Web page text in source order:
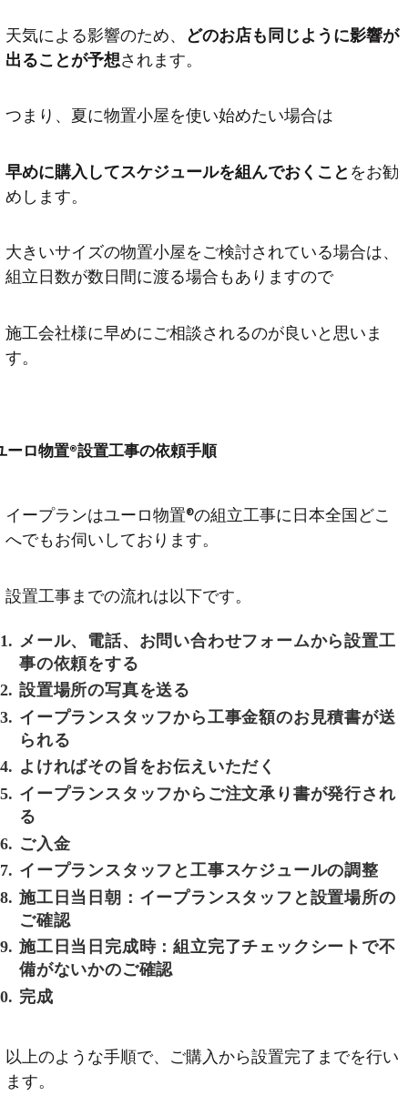
天気による影響のため、 どのお店も同じように影響が
出ることが予想されます。
つまり、夏に物置小屋を使い始めたい場合は
早めに購入してスケジュールを組んでおくこと をお勧
めします。
大きいサイズの物置小屋をご検討されている場合は、
組立日数が数日間に渡る場合もありますので
施工会社様に早めにご相談されるのが良いと思いま
す。
ーロ物置®設置工事の依頼手順
イープランはユーロ物置®の組立工事に日本全国どこ
へでもお伺いしております。
設置工事までの流れは以下です。
メール、電話、お問い合わせフォームから設置工
事の依頼をする
設置場所の写真を送る
イープランスタッフから工事金額のお見積書が送
られる
よければその旨をお伝えいただく
イープランスタッフからご注文承り書が発行され
る
ご入金
イープランスタッフと工事スケジュールの調整
施工日当日朝：イープランスタッフと設置場所の
ご確認
施工日当日完成時：組立完了チェックシートで不
備がないかのご確認
完成
以上のような手順で、ご購入から設置完了までを行い
ます。